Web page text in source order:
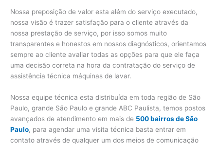
Nossa preposição de valor esta além do serviço executado,
nossa visão é trazer satisfação para o cliente através da
nossa prestação de serviço, por isso somos muito
transparentes e honestos em nossos diagnósticos, orientamos
sempre ao cliente avaliar todas as opções para que ele faça
uma decisão correta na hora da contratação do serviço de
assistência técnica máquinas de lavar.
Nossa equipe técnica esta distribuída em toda região de São
Paulo, grande São Paulo e grande ABC Paulista, temos postos
avançados de atendimento em mais de 500 bairros de São
Paulo, para agendar uma visita técnica basta entrar em
contato através de qualquer um dos meios de comunicação